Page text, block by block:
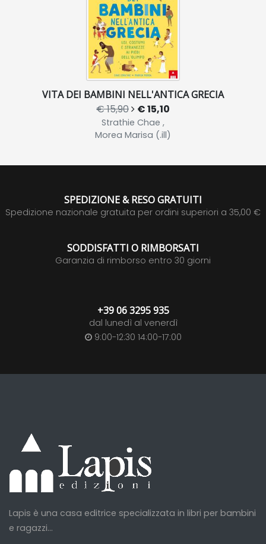
VITA DEI BAMBINI NELL'ANTICA GRECIA
€ 15,90 € 15,10
Strathie Chae ,
Morea Marisa (.ill)
SPEDIZIONE & RESO GRATUITI
Spedizione nazionale gratuita per ordini superiori a 35,00 €
SODDISFATTI O RIMBORSATI
Garanzia di rimborso entro 30 giorni
+39 06 3295 935
dal lunedì al venerdì
9:00-12:30 14:00-17:00
Lapis è una casa editrice specializzata in libri per bambini
e ragazzi...